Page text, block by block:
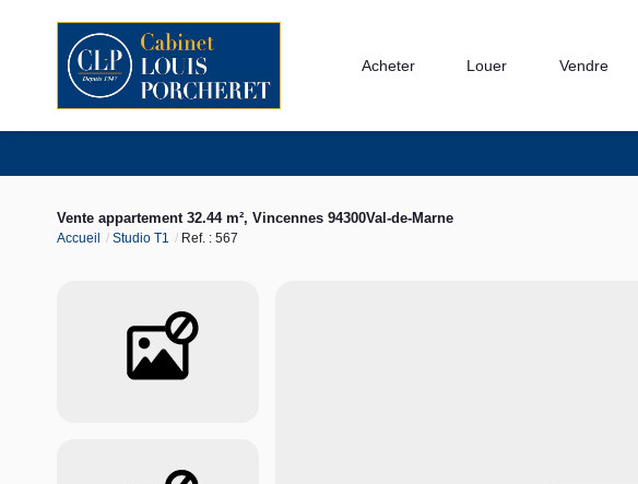
Acheter Louer Vendre
Vente appartement 32.44 m², Vincennes 94300Val-de-Marne
Accueil Studio T1 Ref. : 567